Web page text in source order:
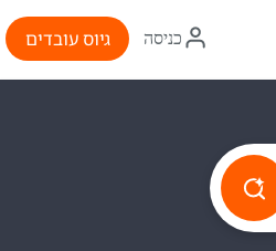
איקון
התחברות
כניסה גיוס עובדים